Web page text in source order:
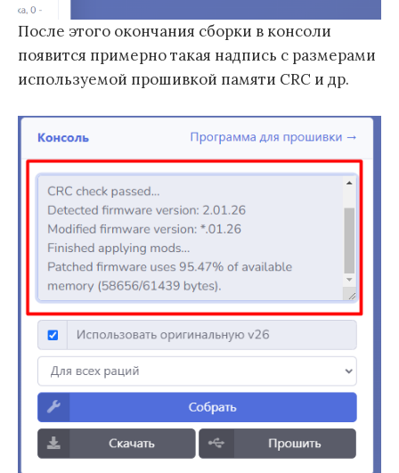
После этого окончания сборки в консоли
появится примерно такая надпись с размерами
используемой прошивкой памяти CRC и др.